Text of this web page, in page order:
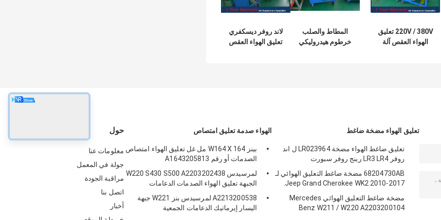
220V / 380V تعليق
الهواء العقص آلة
المطاط والصلب
خرطوم هيدروليكي
لاند روفر ديسكفري
تعليق الهواء العقص
حول
معلومات عنا
جولة في المعمل
مراقبة الجودة
اتصل بنا
أخبار
الهواء صدمة تعليق امتصاص
بينز W164 X 164 مل غل تعليق الهواء امتصاص
الصدمات أو رقم A1643205813
لمرسيدس W220 S430 S500 A2203202438
الجبهة تعليق الهواء الصدمات الدعامات
A2213200538 لمرسيدس بنز W221 جبهة
اليسار إيرماتيك الدعامات الجمعية
تعليق الهواء مضخة ضاغط
تعليق ضاغط الهواء مضخة LR023964 ل اند
روفر LR3 LR4 رينج روفر سبورت
68204730AB مضخة ضاغط التعليق الهوائي لـ
Jeep Grand Cherokee WK2 2010-2017.
مضخة ضاغط التعليق الهوائي Mercedes
Benz W211 / W220 A2203200104